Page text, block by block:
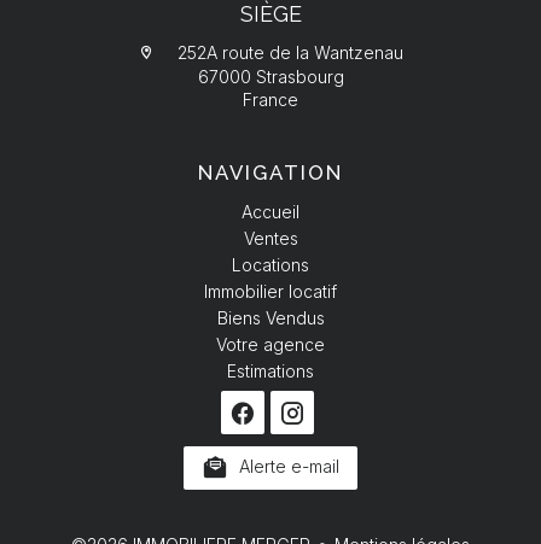
SIÈGE
252A route de la Wantzenau
67000 Strasbourg
France
NAVIGATION
Accueil
Ventes
Locations
Immobilier locatif
Biens Vendus
Votre agence
Estimations
Alerte e-mail